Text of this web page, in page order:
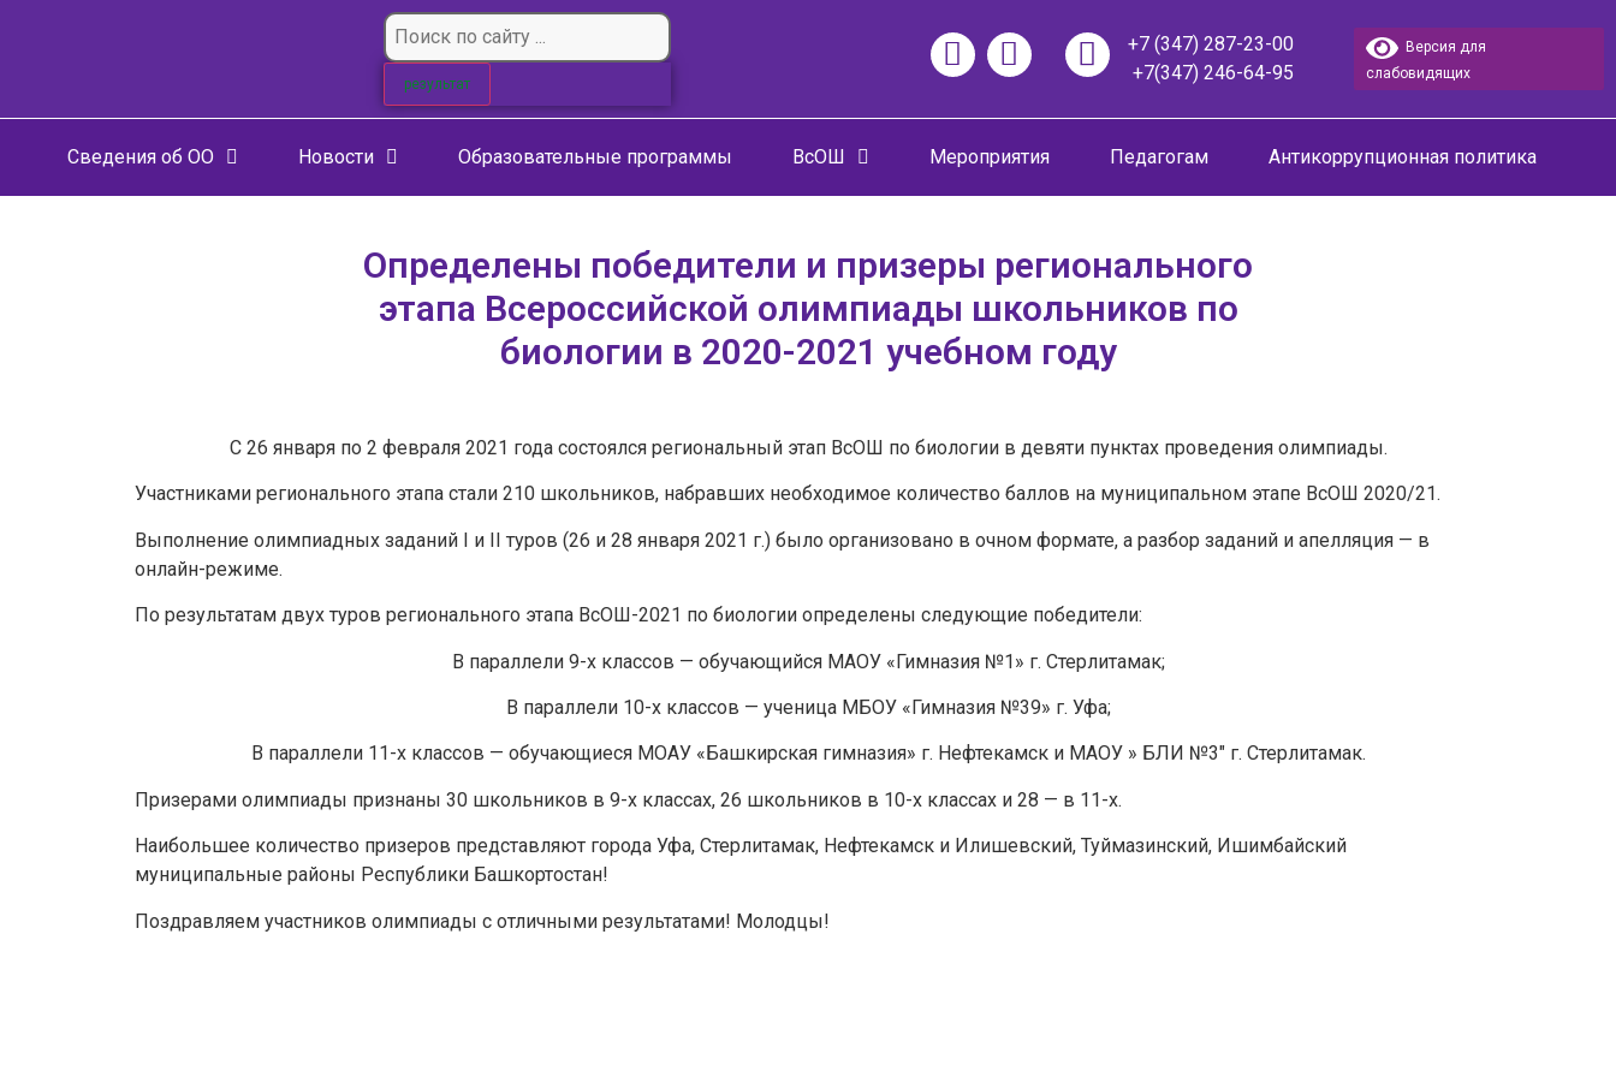
результат
+7 (347) 287-23-00
+7(347) 246-64-95
Версия для
слабовидящих
Сведения об ОО Новости Образовательные программы ВсОШ Мероприятия Педагогам Антикоррупционная политика
Определены победители и призеры регионального
этапа Всероссийской олимпиады школьников по
биологии в 2020-2021 учебном году
С 26 января по 2 февраля 2021 года состоялся региональный этап ВсОШ по биологии в девяти пунктах проведения олимпиады.
Участниками регионального этапа стали 210 школьников, набравших необходимое количество баллов на муниципальном этапе ВсОШ 2020/21.
Выполнение олимпиадных заданий I и II туров (26 и 28 января 2021 г.) было организовано в очном формате, а разбор заданий и апелляция — в
онлайн-режиме.
По результатам двух туров регионального этапа ВсОШ-2021 по биологии определены следующие победители:
В параллели 9-х классов — обучающийся МАОУ «Гимназия №1» г. Стерлитамак;
В параллели 10-х классов — ученица МБОУ «Гимназия №39» г. Уфа;
В параллели 11-х классов — обучающиеся МОАУ «Башкирская гимназия» г. Нефтекамск и МАОУ » БЛИ №3″ г. Стерлитамак.
Призерами олимпиады признаны 30 школьников в 9-х классах, 26 школьников в 10-х классах и 28 — в 11-х.
Наибольшее количество призеров представляют города Уфа, Стерлитамак, Нефтекамск и Илишевский, Туймазинский, Ишимбайский
муниципальные районы Республики Башкортостан!
Поздравляем участников олимпиады с отличными результатами! Молодцы!
Задайте нам вопрос
Для заполнения данной формы включите JavaScript в
Эл. почта*
Тема вопроса: